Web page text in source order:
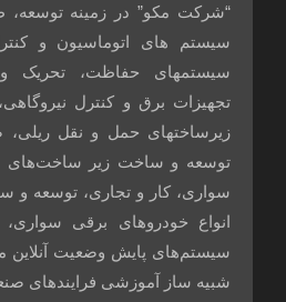
“شرکت مکو” در زمینه
سیستم های اتوماسیون و
سیستمهای حفاظت، تحریک و
تجهیزات برق و کنترل
زیرساختهای حمل و نقل ریلى،
توسعه و ساخت زیر ساخت‌های
سواری، کار و تجاری، توسعه و
انواع خودروهای برقی
سیستم‌های پایش وضعیت آنلاین
شبیه ساز آموزشی فرایندهای